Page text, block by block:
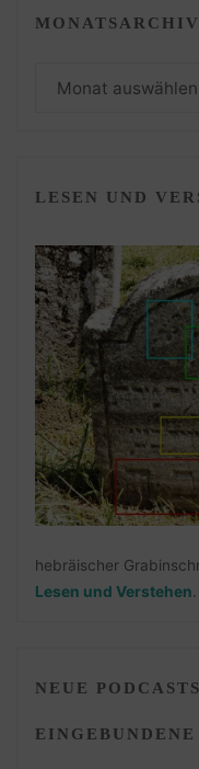
MONATSARCHIV
LESEN UND
hebräischer
Lesen und Verstehen
NEUE